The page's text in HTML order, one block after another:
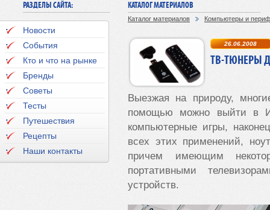
РАЗДЕЛЫ САЙТА:
Новости
События
Кто и что на рынке
Бренды
Советы
Тесты
Путешествия
Рецепты
Наши контакты
КАТАЛОГ МАТЕРИАЛОВ
Каталог материалов Компьютеры и
26.06.2008
ТВ-ТЮНЕРЫ
Выезжая на природу,
помощью можно выйти в
компьютерные игры,
всех этих применений,
причем имеющим
портативными
устройств.